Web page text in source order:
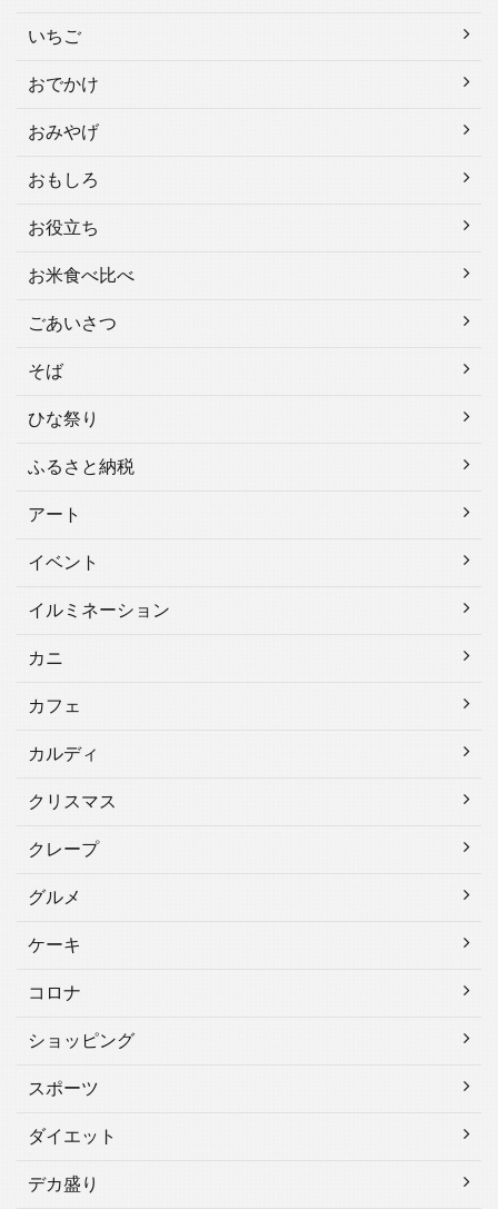
いちご
おでかけ
おみやげ
おもしろ
お役立ち
お米食べ比べ
ごあいさつ
そば
ひな祭り
ふるさと納税
アート
イベント
イルミネーション
カニ
カフェ
カルディ
クリスマス
クレープ
グルメ
ケーキ
コロナ
ショッピング
スポーツ
ダイエット
デカ盛り